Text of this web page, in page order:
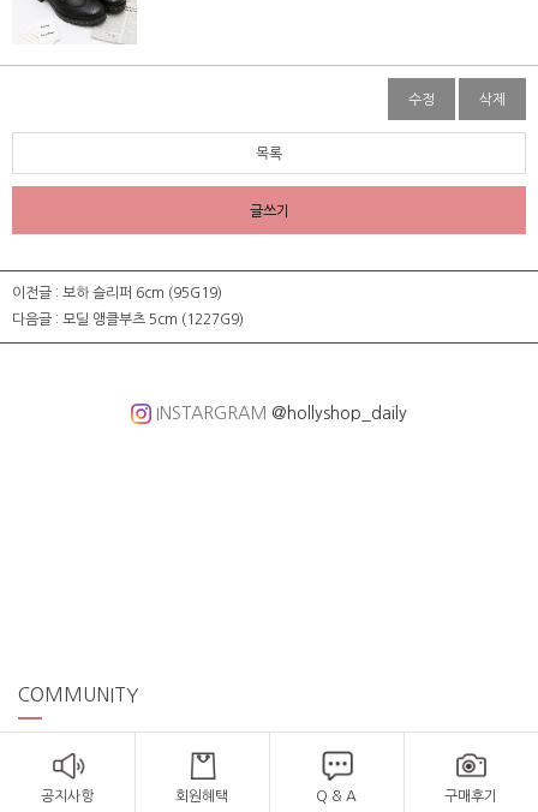
수정 삭제
목록
글쓰기
이전글 : 보하 슬리퍼 6cm (95G19)
다음글 : 모딜 앵클부츠 5cm (1227G9)
INSTARGRAM @hollyshop_daily
COMMUNITY
공지사항 회원혜택 Q & A 구매후기